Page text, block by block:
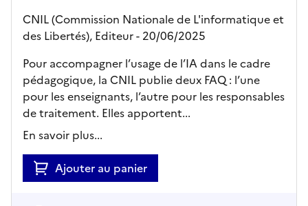
CNIL (Commission Nationale de L'informatique et
des Libertés), Editeur- 20/06/2025
Pour accompagner l’usage de l’IA dans le cadre
pédagogique, la CNIL publie deux FAQ : l’une
pour les enseignants, l’autre pour les responsables
de traitement. Elles apportent...
En savoir plus...
Ajouter au panier